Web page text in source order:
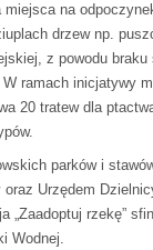
na
drzew np.
z powodu
ramach inicjatywy
20 tratew dla
parków i
Urzędem
„Zaadoptuj rzekę”
Wodnej.